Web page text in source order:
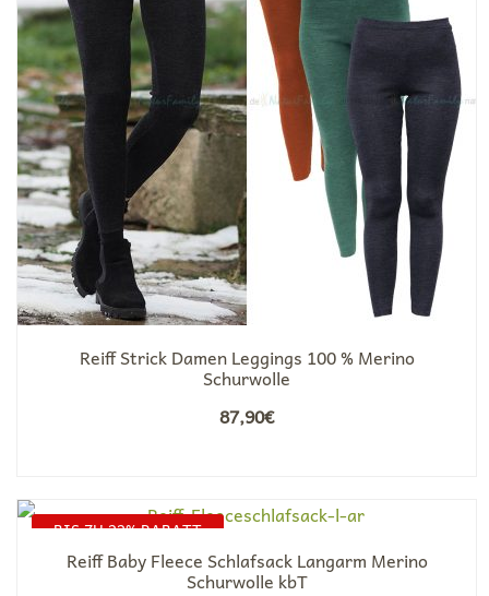
Reiff Strick Damen Leggings 100 % Merino
Schurwolle
87,90€
BIS ZU 22% RABATT
Reiff Baby Fleece Schlafsack Langarm Merino
Schurwolle kbT